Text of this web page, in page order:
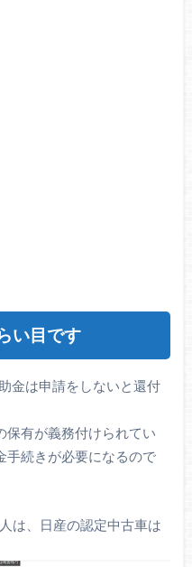
い目です
金は申請をしないと還付
保有が義務付けられてい
手続きが必要になるので
は、日産の認定中古車は